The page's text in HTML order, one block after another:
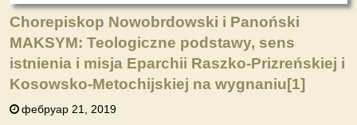
Chorepiskop Nowobrdowski i Panoński
MAKSYM: Teologiczne podstawy, sens
istnienia i misja Eparchii Raszko-Prizreńskiej i
Kosowsko-Metochijskiej na wygnaniu[1]
фебруар 21, 2019